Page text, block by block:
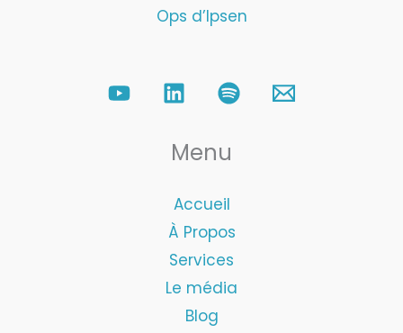
Ops d’Ipsen
Menu
Accueil
À Propos
Services
Le média
Blog